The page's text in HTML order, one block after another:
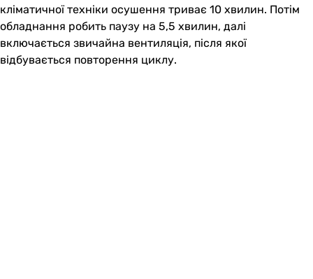
кліматичної техніки осушення триває 10 хвилин. Потім
обладнання робить паузу на 5,5 хвилин, далі
включається звичайна вентиляція, після якої
відбувається повторення циклу.